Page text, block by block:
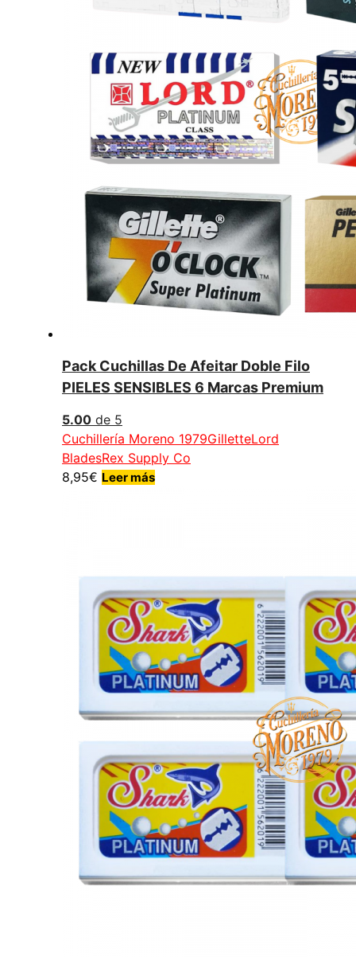
Pack Cuchillas De Afeitar Doble Filo
PIELES SENSIBLES 6 Marcas Premium
5.00 de 5
Cuchillería Moreno 1979GilletteLord
BladesRex Supply Co
8,95€ Leer más